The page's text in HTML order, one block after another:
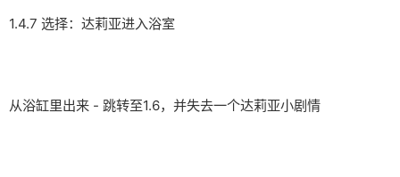
1.4.7 选择：达莉亚进入浴室
从浴缸里出来 - 跳转至1.6，并失去一个达莉亚小剧情